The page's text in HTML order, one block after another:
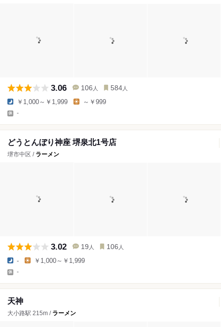
3.06 106 人 584 人
￥1,000～￥1,999 ～￥999
-
どうとんぼり神座 堺泉北1号店
堺市中区 / ラーメン
3.02 19 人 106 人
- ￥1,000～￥1,999
-
天神
大小路駅 215m / ラーメン